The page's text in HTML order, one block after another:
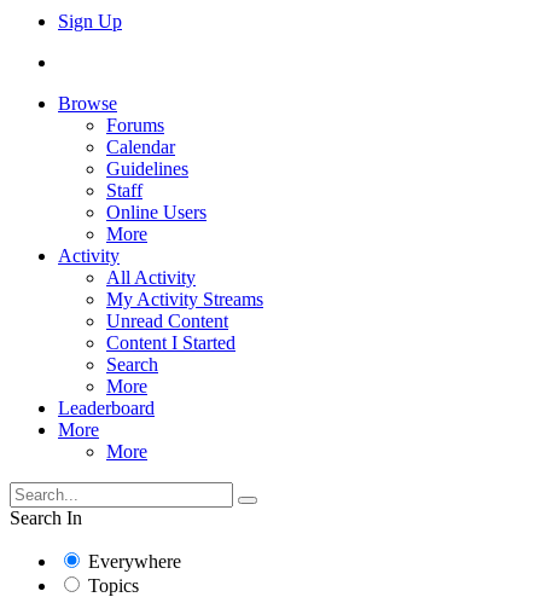
Sign Up
Browse
Forums
Calendar
Guidelines
Staff
Online Users
More
Activity
All Activity
My Activity Streams
Unread Content
Content I Started
Search
More
Leaderboard
More
More
Search In
Everywhere
Topics